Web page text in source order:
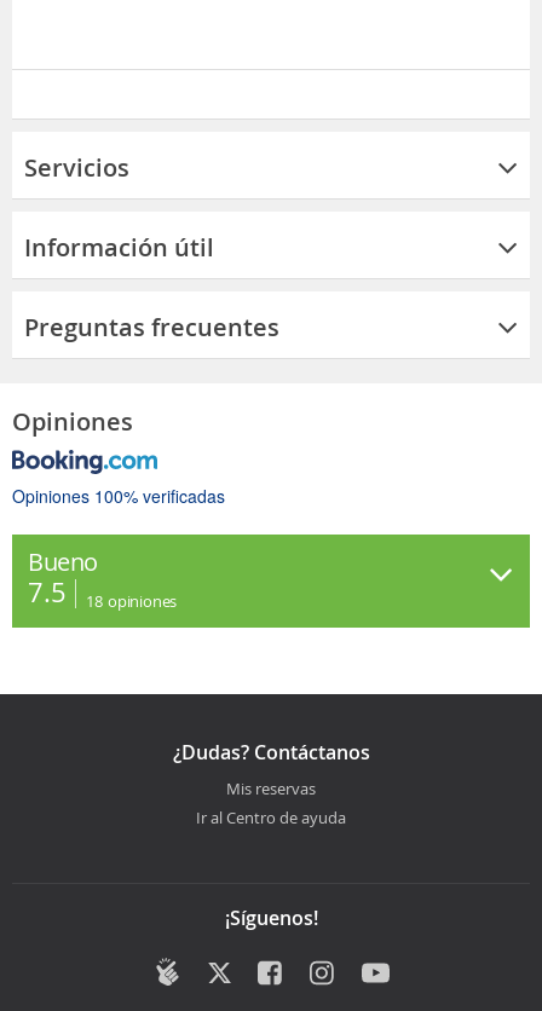
Servicios
Información útil
Preguntas frecuentes
Opiniones
Opiniones 100% verificadas
Bueno
7.5 18 opiniones
¿Dudas? Contáctanos
Mis reservas
Ir al Centro de ayuda
¡Síguenos!